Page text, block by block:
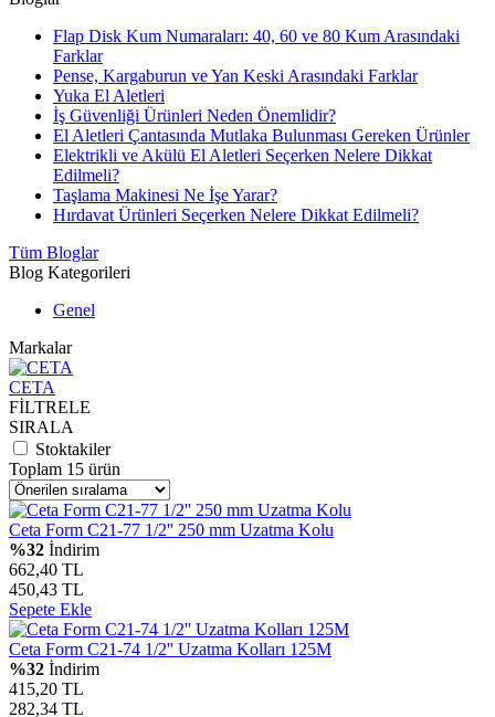
Flap Disk Kum Numaraları: 40, 60 ve 80 Kum Arasındaki
Farklar
Pense, Kargaburun ve Yan Keski Arasındaki Farklar
Yuka El Aletleri
İş Güvenliği Ürünleri Neden Önemlidir?
El Aletleri Çantasında Mutlaka Bulunması Gereken Ürünler
Elektrikli ve Akülü El Aletleri Seçerken Nelere Dikkat
Edilmeli?
Taşlama Makinesi Ne İşe Yarar?
Hırdavat Ürünleri Seçerken Nelere Dikkat Edilmeli?
Tüm Bloglar
Blog Kategorileri
Genel
Markalar
CETA
FİLTRELE
SIRALA
Stoktakiler
Toplam 15 ürün
Ceta Form C21-77 1/2'' 250 mm Uzatma Kolu
%32 İndirim
662,40 TL
450,43 TL
Sepete Ekle
Ceta Form C21-74 1/2'' Uzatma Kolları 125M
%32 İndirim
415,20 TL
282,34 TL